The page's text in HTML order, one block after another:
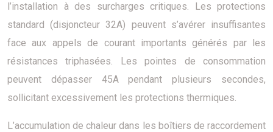
l’installation à des surcharges critiques. Les protections
standard (disjoncteur 32A) peuvent s’avérer insuffisantes
face aux appels de courant importants générés par les
résistances triphasées. Les pointes de consommation
peuvent dépasser 45A pendant plusieurs secondes,
sollicitant excessivement les protections thermiques.
L’accumulation de chaleur dans les boîtiers de raccordement